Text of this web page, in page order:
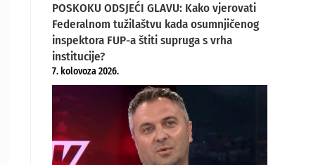
POSKOKU ODSJEĆI GLAVU: Kako vjerovati
Federalnom tužilaštvu kada osumnjičenog
inspektora FUP-a štiti supruga s vrha
institucije?
7. kolovoza 2026.